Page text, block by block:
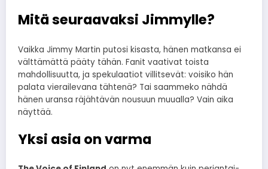
Mitä seuraavaksi Jimmylle?
Vaikka Jimmy Martin putosi kisasta, hänen matkansa ei
välttämättä pääty tähän. Fanit vaativat toista
mahdollisuutta, ja spekulaatiot villitsevät: voisiko hän
palata vierailevana tähtenä? Tai saammeko nähdä
hänen uransa räjähtävän nousuun muualla? Vain aika
näyttää.
Yksi asia on varma